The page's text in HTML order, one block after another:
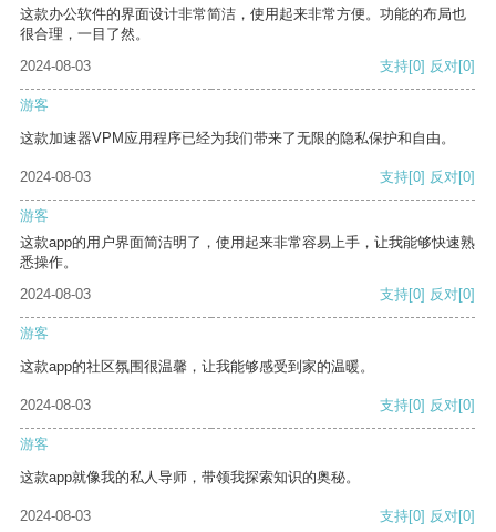
这款办公软件的界面设计非常简洁，使用起来非常方便。功能的布局也
很合理，一目了然。
2024-08-03
支持[0] 反对[0]
游客
这款加速器VPM应用程序已经为我们带来了无限的隐私保护和自由。
2024-08-03 支持[0] 反对[0]
游客
这款app的用户界面简洁明了，使用起来非常容易上手，让我能够快速熟
悉操作。
2024-08-03
支持[0] 反对[0]
游客
这款app的社区氛围很温馨，让我能够感受到家的温暖。
2024-08-03 支持[0] 反对[0]
游客
这款app就像我的私人导师，带领我探索知识的奥秘。
2024-08-03 支持[0] 反对[0]